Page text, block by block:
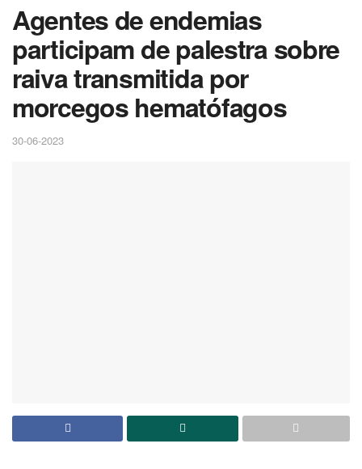
Agentes de endemias
participam de palestra sobre
raiva transmitida por
morcegos hematófagos
30-06-2023